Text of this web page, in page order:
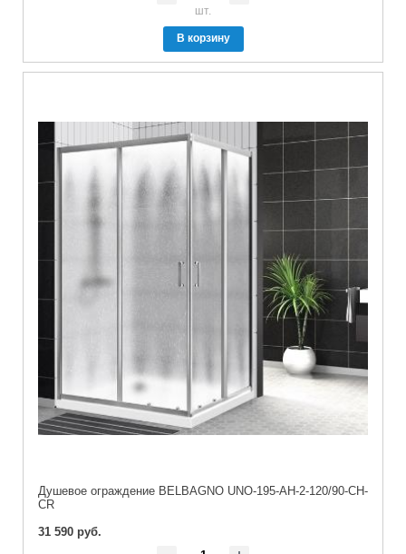
шт.
В корзину
Душевое ограждение BELBAGNO UNO-195-AH-2-120/90-CH-
CR
31 590 руб.